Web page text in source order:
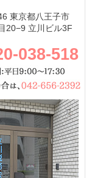
東京都八王子市
20−9 立川ビル3F
038-518